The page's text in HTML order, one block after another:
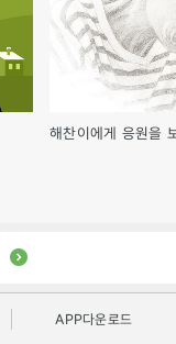
해찬이에게 응원을
APP다운로드